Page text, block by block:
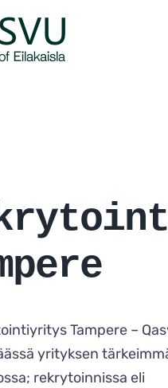
Tampere –
yrityksen
rekrytoinnissa eli